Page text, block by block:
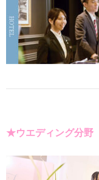
★ウエディング分野